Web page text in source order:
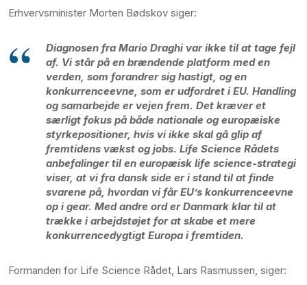
Erhvervsminister Morten Bødskov siger:
Diagnosen fra Mario Draghi var ikke til at tage fejl
af. Vi står på en brændende platform med en
verden, som forandrer sig hastigt, og en
konkurrenceevne, som er udfordret i EU. Handling
og samarbejde er vejen frem. Det kræver et
særligt fokus på både nationale og europæiske
styrkepositioner, hvis vi ikke skal gå glip af
fremtidens vækst og jobs. Life Science Rådets
anbefalinger til en europæisk life science-strategi
viser, at vi fra dansk side er i stand til at finde
svarene på, hvordan vi får EU’s konkurrenceevne
op i gear. Med andre ord er Danmark klar til at
trække i arbejdstøjet for at skabe et mere
konkurrencedygtigt Europa i fremtiden.
Formanden for Life Science Rådet, Lars Rasmussen, siger: